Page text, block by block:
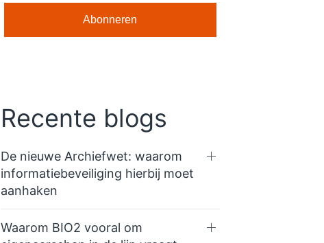
Recente blogs
De nieuwe Archiefwet: waarom
informatiebeveiliging hierbij moet
aanhaken
Waarom BIO2 vooral om